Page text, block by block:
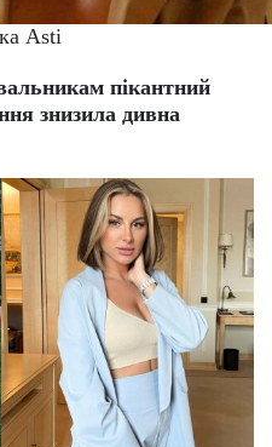
Asti
пікантний
знизила дивна